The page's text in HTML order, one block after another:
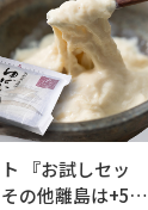
『お試しセッ
の他離島は+550